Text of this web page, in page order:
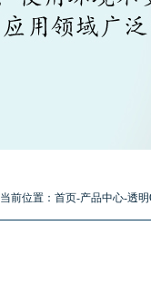
当前位置： 首页-产品中心-透